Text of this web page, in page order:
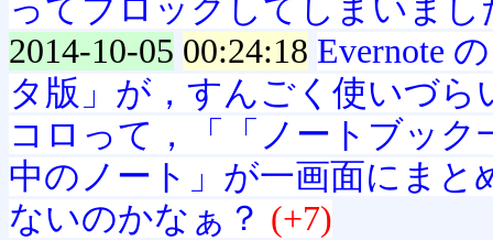
ってブロックしてしまいまし
2014-10-05 00:24:18 Evernote
タ版」が，すんごく使いづら
コロって，「「ノートブッ
中のノート」が一画面にま
ないのかなぁ？ (+7)